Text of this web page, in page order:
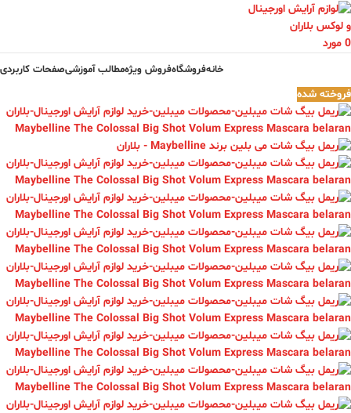
0 مورد
خانهفروشگاهفروش ویژهمطالب آموزشیصفحات کاربردی
فروخته شده